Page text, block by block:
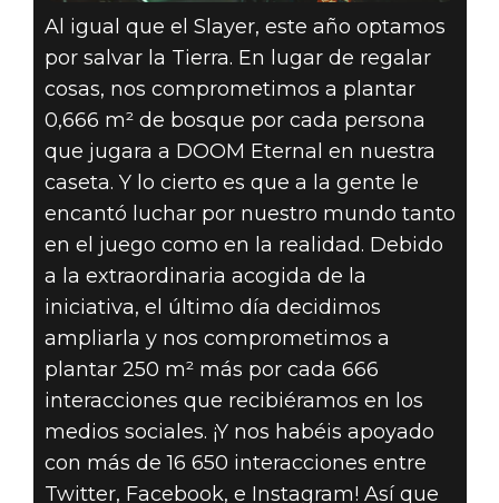
Al igual que el Slayer, este año optamos
por salvar la Tierra. En lugar de regalar
cosas, nos comprometimos a plantar
0,666 m² de bosque por cada persona
que jugara a DOOM Eternal en nuestra
caseta. Y lo cierto es que a la gente le
encantó luchar por nuestro mundo tanto
en el juego como en la realidad. Debido
a la extraordinaria acogida de la
iniciativa, el último día decidimos
ampliarla y nos comprometimos a
plantar 250 m² más por cada 666
interacciones que recibiéramos en los
medios sociales. ¡Y nos habéis apoyado
con más de 16 650 interacciones entre
Twitter, Facebook, e Instagram! Así que